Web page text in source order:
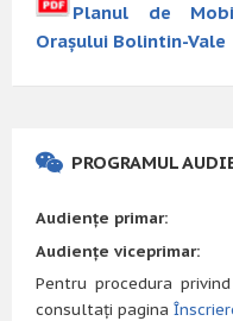
Planul de
Orașului Bolintin-Vale
PROGRAMUL
Audiențe primar:
Audiențe viceprimar:
Pentru procedura
consultați pagina